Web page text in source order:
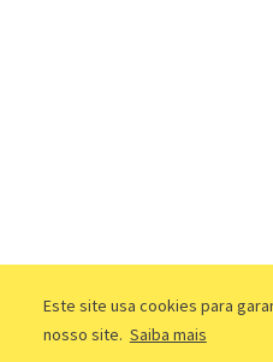
Este site usa cookies para
nosso site. Saiba mais